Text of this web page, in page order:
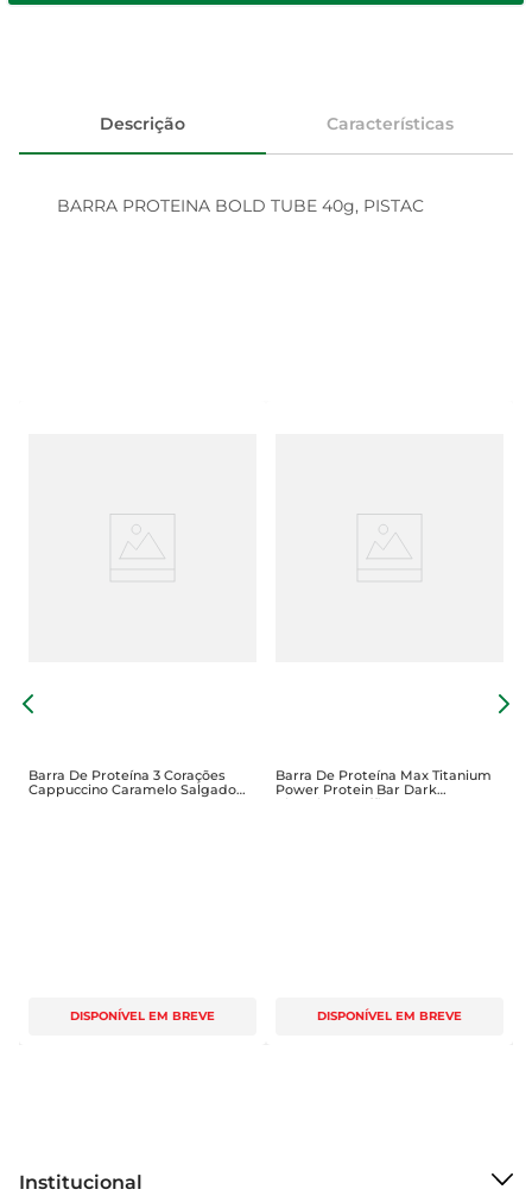
Descrição Características
BARRA PROTEINA BOLD TUBE 40g, PISTAC
Barra De Proteína 3 Corações
Cappuccino Caramelo Salgado
50g
DISPONÍVEL EM BREVE
Barra De Proteína Max Titanium
Power Protein Bar Dark
Chocolate Truffle90g
DISPONÍVEL EM BREVE
Institucional